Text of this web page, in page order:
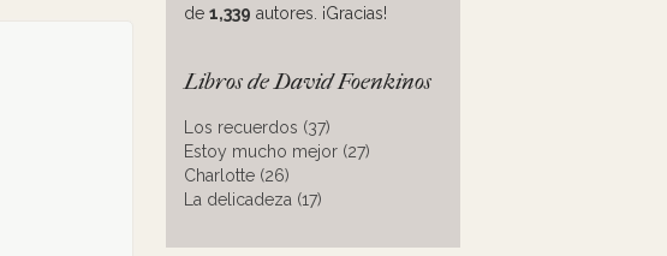
de 1,339 autores. ¡Gracias!
Libros de David Foenkinos
Los recuerdos (37)
Estoy mucho mejor (27)
Charlotte (26)
La delicadeza (17)